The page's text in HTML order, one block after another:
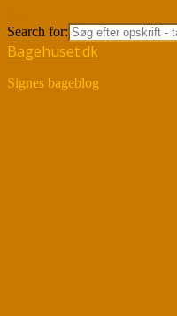
Search for:
Bagehuset.dk
Signes bageblog